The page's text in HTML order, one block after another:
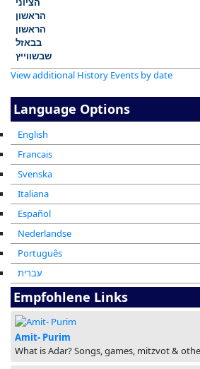
View additional History Events by date
Language Options
English
Francais
Svenska
Italiana
Español
Nederlandse
Português
עברית
Empfohlene Links
Amit- Purim
What is Adar? Songs, games, mitzvot &